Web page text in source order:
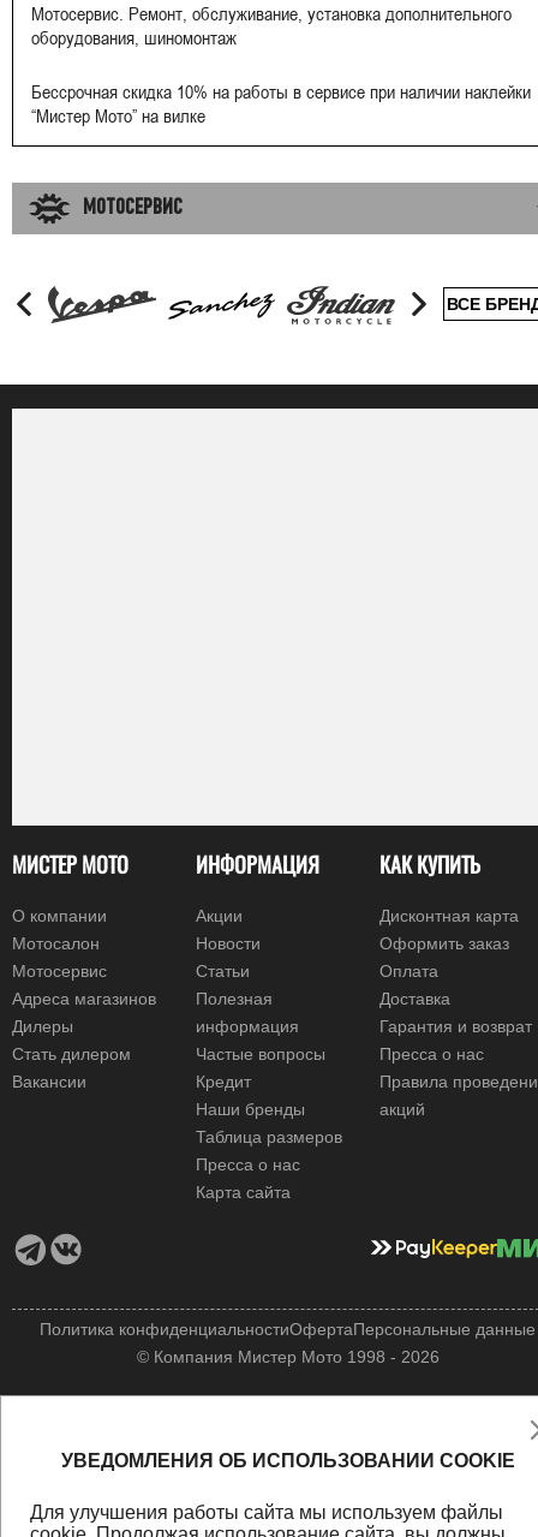
Мотосервис. Ремонт, обслуживание, установка дополнительного
оборудования, шиномонтаж
Бессрочная скидка 10% на работы в сервисе при наличии наклейки
“Мистер Мото” на вилке
МОТОСЕРВИС
ВСЕ
МИСТЕР МОТО
О компании
Мотосалон
Мотосервис
Адреса магазинов
Дилеры
Стать дилером
Вакансии
ИНФОРМАЦИЯ
Акции
Новости
Статьи
Полезная
информация
Частые вопросы
Кредит
Наши бренды
Таблица размеров
Пресса о нас
Карта сайта
КАК КУПИТЬ
Дисконтная карта
Оформить заказ
Оплата
Доставка
Гарантия и возврат
Пресса о нас
Правила
акций
© Компания Мистер Мото 1998 - 2026
Политика конфиденциальностиОфертаПерсональные данные
УВЕДОМЛЕНИЯ ОБ ИСПОЛЬЗОВАНИИ COOKIE
Для улучшения работы сайта мы используем файлы